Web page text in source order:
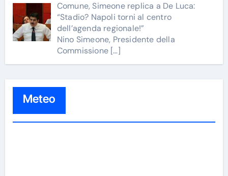
Comune, Simeone replica a De Luca:
“Stadio? Napoli torni al centro
dell’agenda regionale!”
Nino Simeone, Presidente della
Commissione […]
Meteo